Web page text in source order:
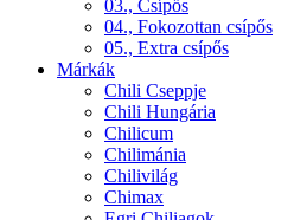
03., Csípős
04., Fokozottan csípős
05., Extra csípős
Márkák
Chili Cseppje
Chili Hungária
Chilicum
Chilimánia
Chilivilág
Chimax